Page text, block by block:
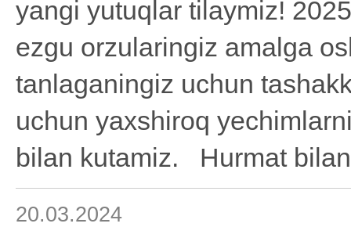
yangi yutuqlar tilaymiz!
ezgu orzularingiz amalga
tanlaganingiz uchun
uchun yaxshiroq
bilan kutamiz. Hurmat
20.03.2024